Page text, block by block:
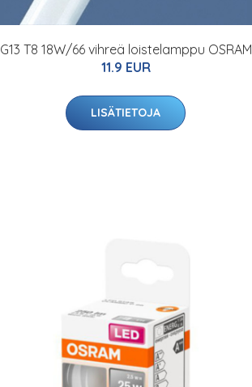
G13 T8 18W/66 vihreä loistelamppu OSRAM
11.9 EUR
LISÄTIETOJA